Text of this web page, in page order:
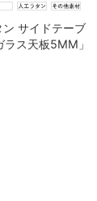
ン サイドテーブ
ス天板5MM」